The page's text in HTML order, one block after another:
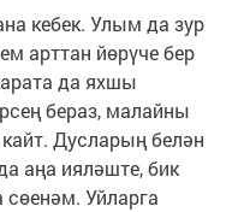
кебек. Улым да зур
арттан йөрүче бер
да яхшы
бераз, малайны
Дусларың белән
аңа ияләште, бик
Уйларга